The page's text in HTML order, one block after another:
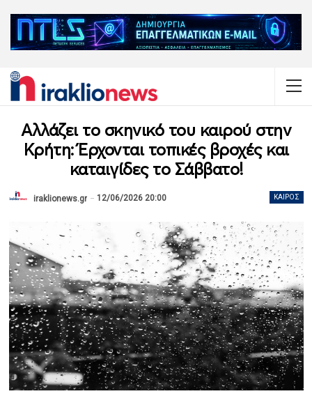
Αλλάζει το σκηνικό του καιρού στην
Κρήτη: Έρχονται τοπικές βροχές και
καταιγίδες το Σάββατο!
ΚΑΙΡΌΣ
iraklionews.gr 12/06/2026 20:00